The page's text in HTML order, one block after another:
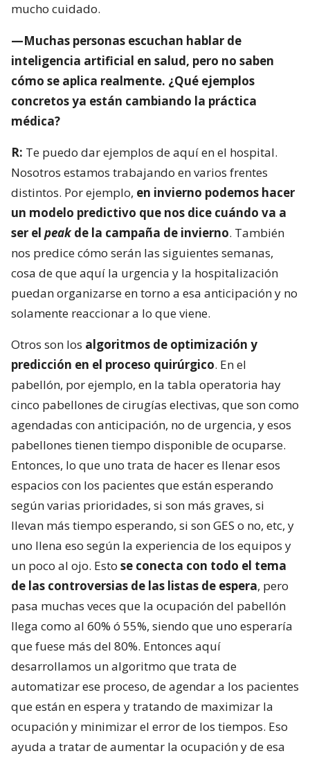
mucho cuidado.
—Muchas personas escuchan hablar de
inteligencia artificial en salud, pero no saben
cómo se aplica realmente. ¿Qué ejemplos
concretos ya están cambiando la práctica
médica?
R: Te puedo dar ejemplos de aquí en el hospital.
Nosotros estamos trabajando en varios frentes
distintos. Por ejemplo, en invierno podemos hacer
un modelo predictivo que nos dice cuándo va a
ser el peakde la campaña de invierno. También
nos predice cómo serán las siguientes semanas,
cosa de que aquí la urgencia y la hospitalización
puedan organizarse en torno a esa anticipación y no
solamente reaccionar a lo que viene.
Otros son los algoritmos de optimización y
predicción en el proceso quirúrgico. En el
pabellón, por ejemplo, en la tabla operatoria hay
cinco pabellones de cirugías electivas, que son como
agendadas con anticipación, no de urgencia, y esos
pabellones tienen tiempo disponible de ocuparse.
Entonces, lo que uno trata de hacer es llenar esos
espacios con los pacientes que están esperando
según varias prioridades, si son más graves, si
llevan más tiempo esperando, si son GES o no, etc, y
uno llena eso según la experiencia de los equipos y
un poco al ojo. Esto se conecta con todo el tema
de las controversias de las listas de espera, pero
pasa muchas veces que la ocupación del pabellón
llega como al 60% ó 55%, siendo que uno esperaría
que fuese más del 80%. Entonces aquí
desarrollamos un algoritmo que trata de
automatizar ese proceso, de agendar a los pacientes
que están en espera y tratando de maximizar la
ocupación y minimizar el error de los tiempos. Eso
ayuda a tratar de aumentar la ocupación y de esa